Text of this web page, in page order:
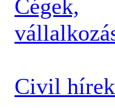
Cégek,
Civil hírek